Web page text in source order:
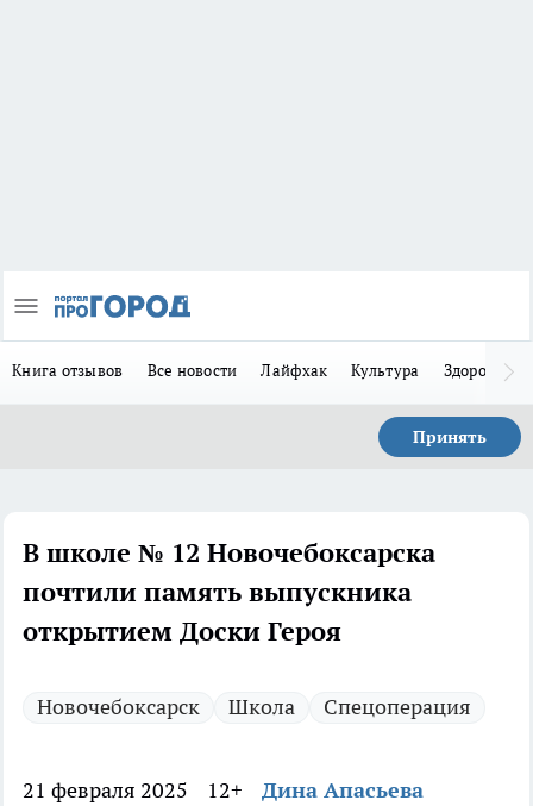
Книга отзывов Все новости Лайфхак Культура Здоровье
Принять
В школе № 12 Новочебоксарска
почтили память выпускника
открытием Доски Героя
Новочебоксарск Школа Спецоперация
21 февраля 2025 12+ Дина Апасьева